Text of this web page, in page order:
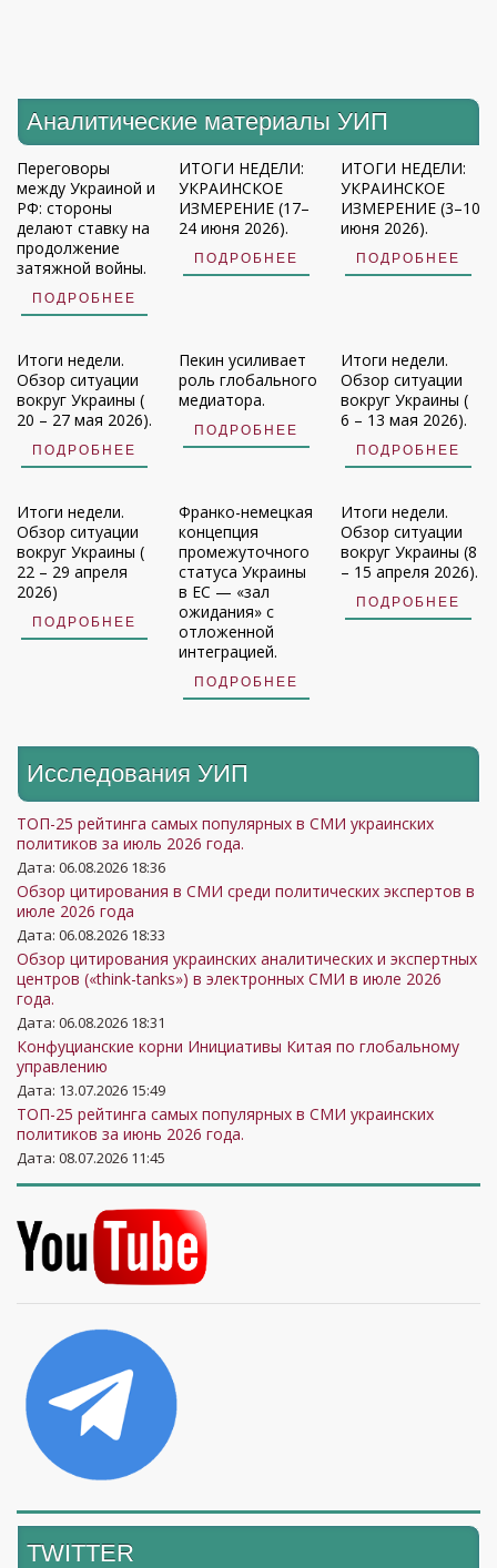
Аналитические материалы УИП
Переговоры
между Украиной и
РФ: стороны
делают ставку на
продолжение
затяжной войны.
ПОДРОБНЕЕ
ИТОГИ НЕДЕЛИ:
УКРАИНСКОЕ
ИЗМЕРЕНИЕ (17–
24 июня 2026).
ПОДРОБНЕЕ
ИТОГИ НЕДЕЛИ:
УКРАИНСКОЕ
ИЗМЕРЕНИЕ (3–10
июня 2026).
ПОДРОБНЕЕ
Итоги недели.
Обзор ситуации
вокруг Украины (
20 – 27 мая 2026).
ПОДРОБНЕЕ
Пекин усиливает
роль глобального
медиатора.
ПОДРОБНЕЕ
Итоги недели.
Обзор ситуации
вокруг Украины (
6 – 13 мая 2026).
ПОДРОБНЕЕ
Итоги недели.
Обзор ситуации
вокруг Украины (
22 – 29 апреля
2026)
ПОДРОБНЕЕ
Франко-немецкая
концепция
промежуточного
статуса Украины
в ЕС — «зал
ожидания» с
отложенной
интеграцией.
ПОДРОБНЕЕ
Итоги недели.
Обзор ситуации
вокруг Украины (8
– 15 апреля 2026).
ПОДРОБНЕЕ
Исследования УИП
ТОП-25 рейтинга самых популярных в СМИ украинских
политиков за июль 2026 года.
Дата: 06.08.2026 18:36
Обзор цитирования в СМИ среди политических экспертов в
июле 2026 года
Дата: 06.08.2026 18:33
Обзор цитирования украинских аналитических и экспертных
центров («think-tanks») в электронных СМИ в июле 2026
года.
Дата: 06.08.2026 18:31
Конфуцианские корни Инициативы Китая по глобальному
управлению
Дата: 13.07.2026 15:49
ТОП-25 рейтинга самых популярных в СМИ украинских
политиков за июнь 2026 года.
Дата: 08.07.2026 11:45
TWITTER